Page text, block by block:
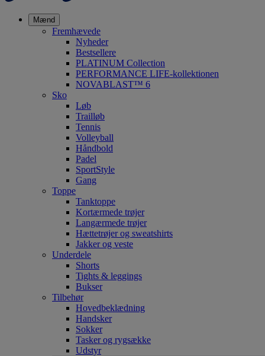
Mænd
Fremhævede
Nyheder
Bestsellere
PLATINUM Collection
PERFORMANCE LIFE-kollektionen
NOVABLAST™ 6
Sko
Løb
Trailløb
Tennis
Volleyball
Håndbold
Padel
SportStyle
Gang
Toppe
Tanktoppe
Kortærmede trøjer
Langærmede trøjer
Hættetrøjer og sweatshirts
Jakker og veste
Underdele
Shorts
Tights & leggings
Bukser
Tilbehør
Hovedbeklædning
Handsker
Sokker
Tasker og rygsække
Udstyr